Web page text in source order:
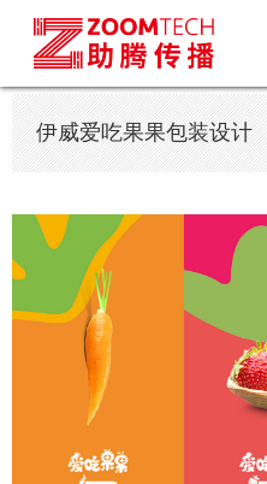
伊威爱吃果果包装设计